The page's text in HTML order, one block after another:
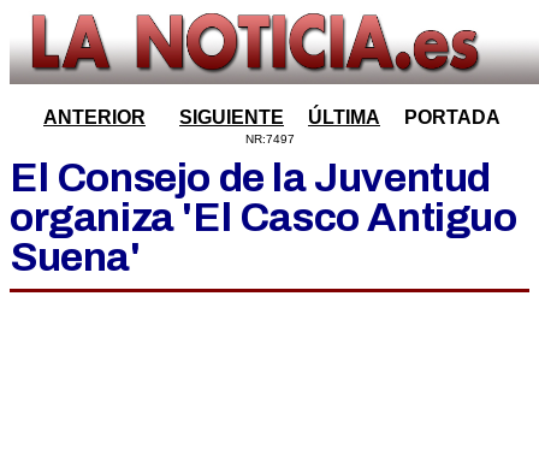
ANTERIOR SIGUIENTE ÚLTIMA PORTADA
NR:7497
El Consejo de la Juventud
organiza 'El Casco Antiguo
Suena'